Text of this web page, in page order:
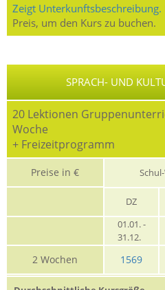
Zeigt Unterkunftsbeschreibung.
Preis, um den Kurs zu buchen.
SPRACH- UND
20 Lektionen
Woche
+ Freizeitprogramm
Preise in €
DZ
01.01. -
31.12.
2 Wochen 1569